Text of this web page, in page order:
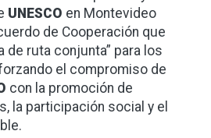
UNESCO en Montevideo
de Cooperación que
de ruta conjunta” para los
el compromiso de
con la promoción de
la participación social y el